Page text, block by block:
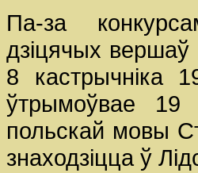
Па-за
дзіцячых
8 кастрычніка
ўтрымоўвае 19
польскай мовы
знаходзіцца ў